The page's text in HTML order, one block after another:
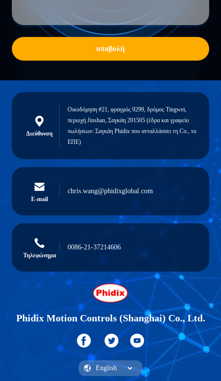
υποβολή
Διεύθυνση
Οικοδόμηση #21, φραγμός 9299, δρόμος Tingwei,
περιοχή Jinshan, Σαγκάη 201505 (έδρα και γραφείο
πωλήσεων: Σαγκάη Phidix που ανταλλάσσει τη Co., το
ΕΠΕ)
E-mail
chris.wang@phidixglobal.com
Τηλεφώνημα
0086-21-37214606
Phidix Motion Controls (Shanghai) Co., Ltd.